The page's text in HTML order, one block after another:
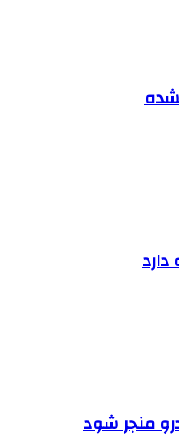
منجر شود